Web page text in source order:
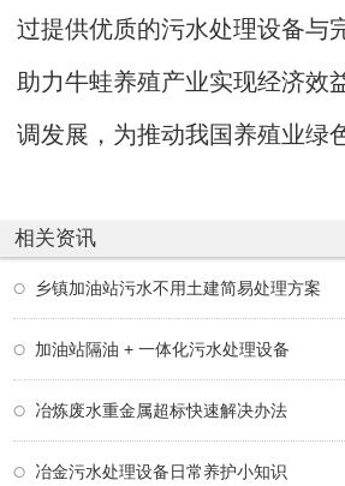
过提供优质的污水处理设备与
助力牛蛙养殖产业实现经济效
调发展，为推动我国养殖业绿
相关资讯
乡镇加油站污水不用土建简易处理方案
加油站隔油 + 一体化污水处理设备
冶炼废水重金属超标快速解决办法
冶金污水处理设备日常养护小知识